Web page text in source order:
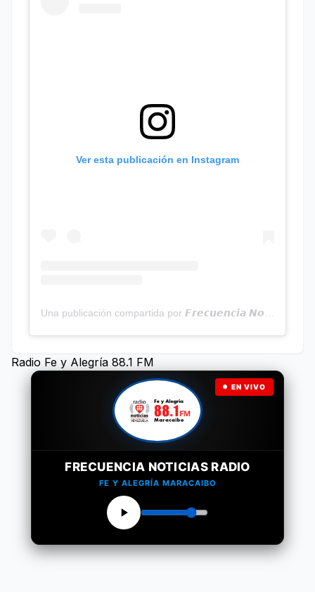
Ver esta publicación en Instagram
Radio Fe y Alegría 88.1 FM
EN VIVO
FRECUENCIA NOTICIAS RADIO
FE Y ALEGRÍA MARACAIBO